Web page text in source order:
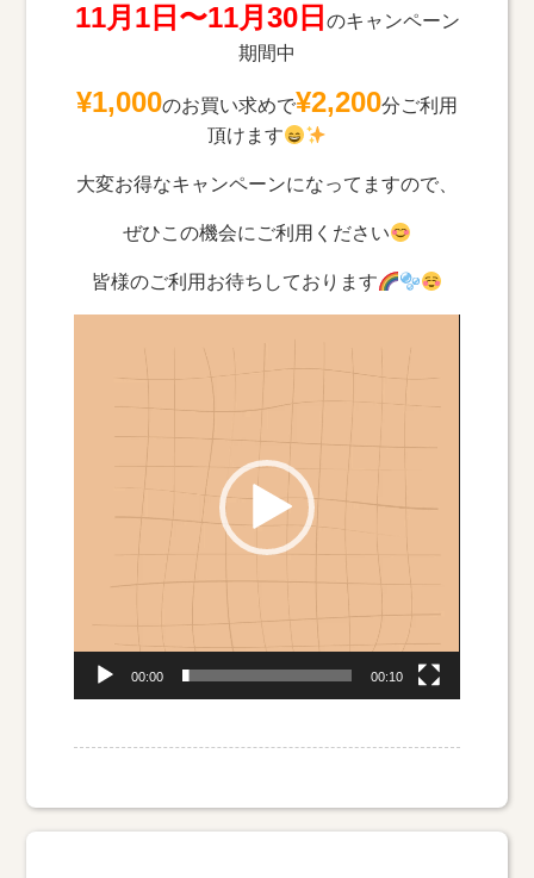
11月1日〜11月30日 のキャンペーン
期間中
¥1,000のお買い求めで¥2,200分ご利用
頂けます
大変お得なキャンペーンになってますので、
ぜひこの機会にご利用ください
皆様のご利用お待ちしております
00:00 00:10